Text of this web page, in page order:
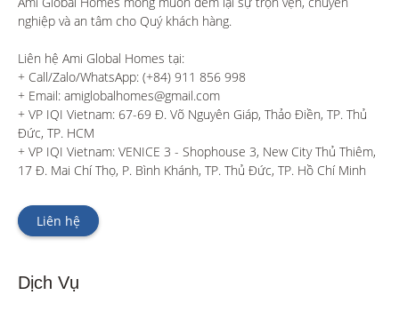
nghiệp và an tâm cho Quý khách hàng.
Liên hệ Ami Global Homes tại:
+ Call/Zalo/WhatsApp: (+84) 911 856 998
+ Email: amiglobalhomes@gmail.com
+ VP IQI Vietnam: 67-69 Đ. Võ Nguyên Giáp, Thảo Điền, TP. Thủ
Đức, TP. HCM
+ VP IQI Vietnam: VENICE 3 - Shophouse 3, New City Thủ Thiêm,
17 Đ. Mai Chí Thọ, P. Bình Khánh, TP. Thủ Đức, TP. Hồ Chí Minh
Liên hệ
Dịch Vụ